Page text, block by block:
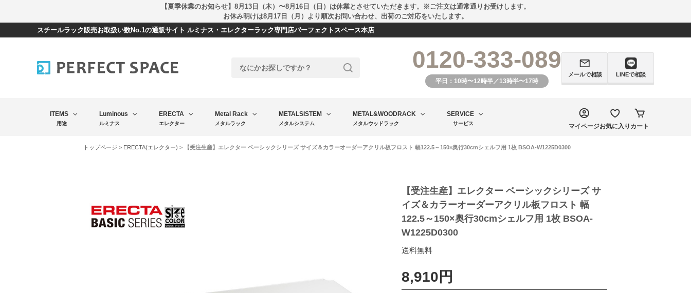
【夏季休業のお知らせ】8月13日（木）〜8月16日（日）は休業とさせていただきます。※ご注文は通常通りお受けします。
お休み明けは8月17日（月）より順次お問い合わせ、出荷のご対応をいたします。
スチールラック販売お取扱い数No.1の通販サイト ルミナス・エレクターラック専門店パーフェクトスペース本店
0120-333-089
平日：10時〜12時半／13時半〜17時
メールで相談 LINEで相談
ITEMS
用途
Luminous
ルミナス
ERECTA
エレクター
Metal Rack
メタルラック
METALSISTEM
メタルシステム
METAL&WOODRACK
メタルウッドラック
SERVICE
サービス マイページお気に入り カート
トップページ > ERECTA(エレクター) > 【受注生産】エレクター ベーシックシリーズ サイズ＆カラーオーダーアクリル板フロスト 幅122.5～150×奥行30cmシェルフ用 1枚 BSOA-W1225D0300
【受注生産】エレクター ベーシックシリーズ サ
イズ＆カラーオーダーアクリル板フロスト 幅
122.5～150×奥行30cmシェルフ用 1枚 BSOA-
W1225D0300
8,910円
[ 送料込 ]